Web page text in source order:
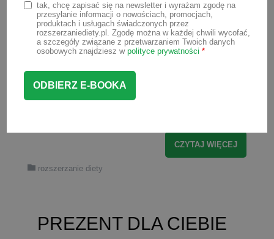
Podejmę też temat zdrowych słodyczy i
zamienników cukru, które ostatnio stają
się coraz bardziej popularne. Cukier w
słodkim smakiem Pierwszym i zarazem
słodkim smakiem jaki dziecko poznaje
CZYTAJ WIĘCEJ
rozszerzanie diety
PREZENT DLA CIEBIE
tak, chcę zapisać się na newsletter i wyrażam zgodę na
przesyłanie informacji o nowościach, promocjach,
produktach i usługach świadczonych przez
rozszerzaniediety.pl. Zgodę można w każdej chwili wycofać,
a szczegóły związane z przetwarzaniem Twoich danych
osobowych znajdziesz w polityce prywatności *